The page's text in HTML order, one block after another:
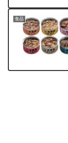
食品